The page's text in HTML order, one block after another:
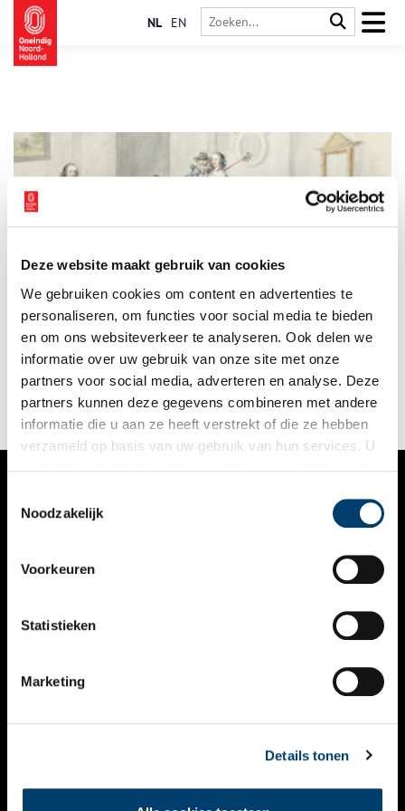
Deze website maakt gebruik van cookies
We gebruiken cookies om content en advertenties te
personaliseren, om functies voor social media te bieden
en om ons websiteverkeer te analyseren. Ook delen we
informatie over uw gebruik van onze site met onze
partners voor social media, adverteren en analyse. Deze
partners kunnen deze gegevens combineren met andere
informatie die u aan ze heeft verstrekt of die ze hebben
verzameld op basis van uw gebruik van hun services. U
Noodzakelijk
Voorkeuren
Statistieken
Marketing
Details tonen
NL EN
Meestal is de eerste vraag als iemand zwanger is: is het een
jongen of een meisje? Want hier hangt veel vanaf. Buiten de
naam, bepaalt het geslacht van de baby ook de kleur van veel
dingen. Tegenwoordig lijkt het aanbod vooral te bestaan uit
roze of blauwe kleertjes, met hier en daar een verdwaald
ecrukleurig boxpakje. Maar hoe ging dat in vroegere tijden?
VERHALEN
KALENDER
THEMA’S
VIDEO’S
CONTACT